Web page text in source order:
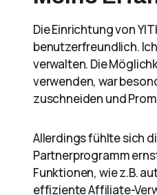
Die Einrichtung von
benutzerfreundlich.
verwalten. Die
verwenden, war
zuschneiden und
Allerdings fühlte sich
Partnerprogramm
Funktionen, wie z.B.
effiziente Affiliate-